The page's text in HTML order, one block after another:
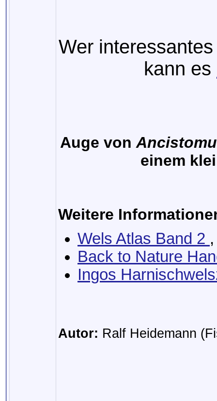
Wer
kann es
Auge von
einem
Weitere
Wels Atlas Band 2
Back to Nature
Ingos
Autor: Ralf Heidemann